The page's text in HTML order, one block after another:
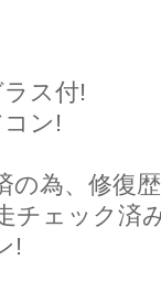
ス付!
ン!
の為、修復
チェック済
!